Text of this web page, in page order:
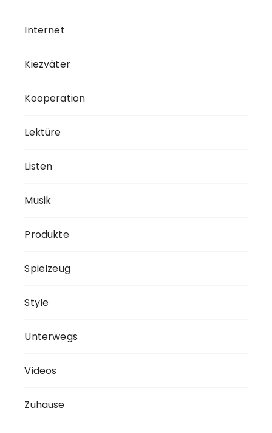
Internet
Kiezväter
Kooperation
Lektüre
Listen
Musik
Produkte
Spielzeug
Style
Unterwegs
Videos
Zuhause